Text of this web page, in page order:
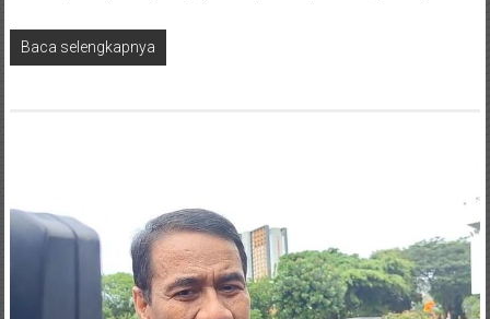
Baca selengkapnya